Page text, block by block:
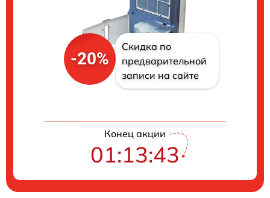
-20%
Скидка по
предварительной
записи на сайте
Конец акции
01:13:42